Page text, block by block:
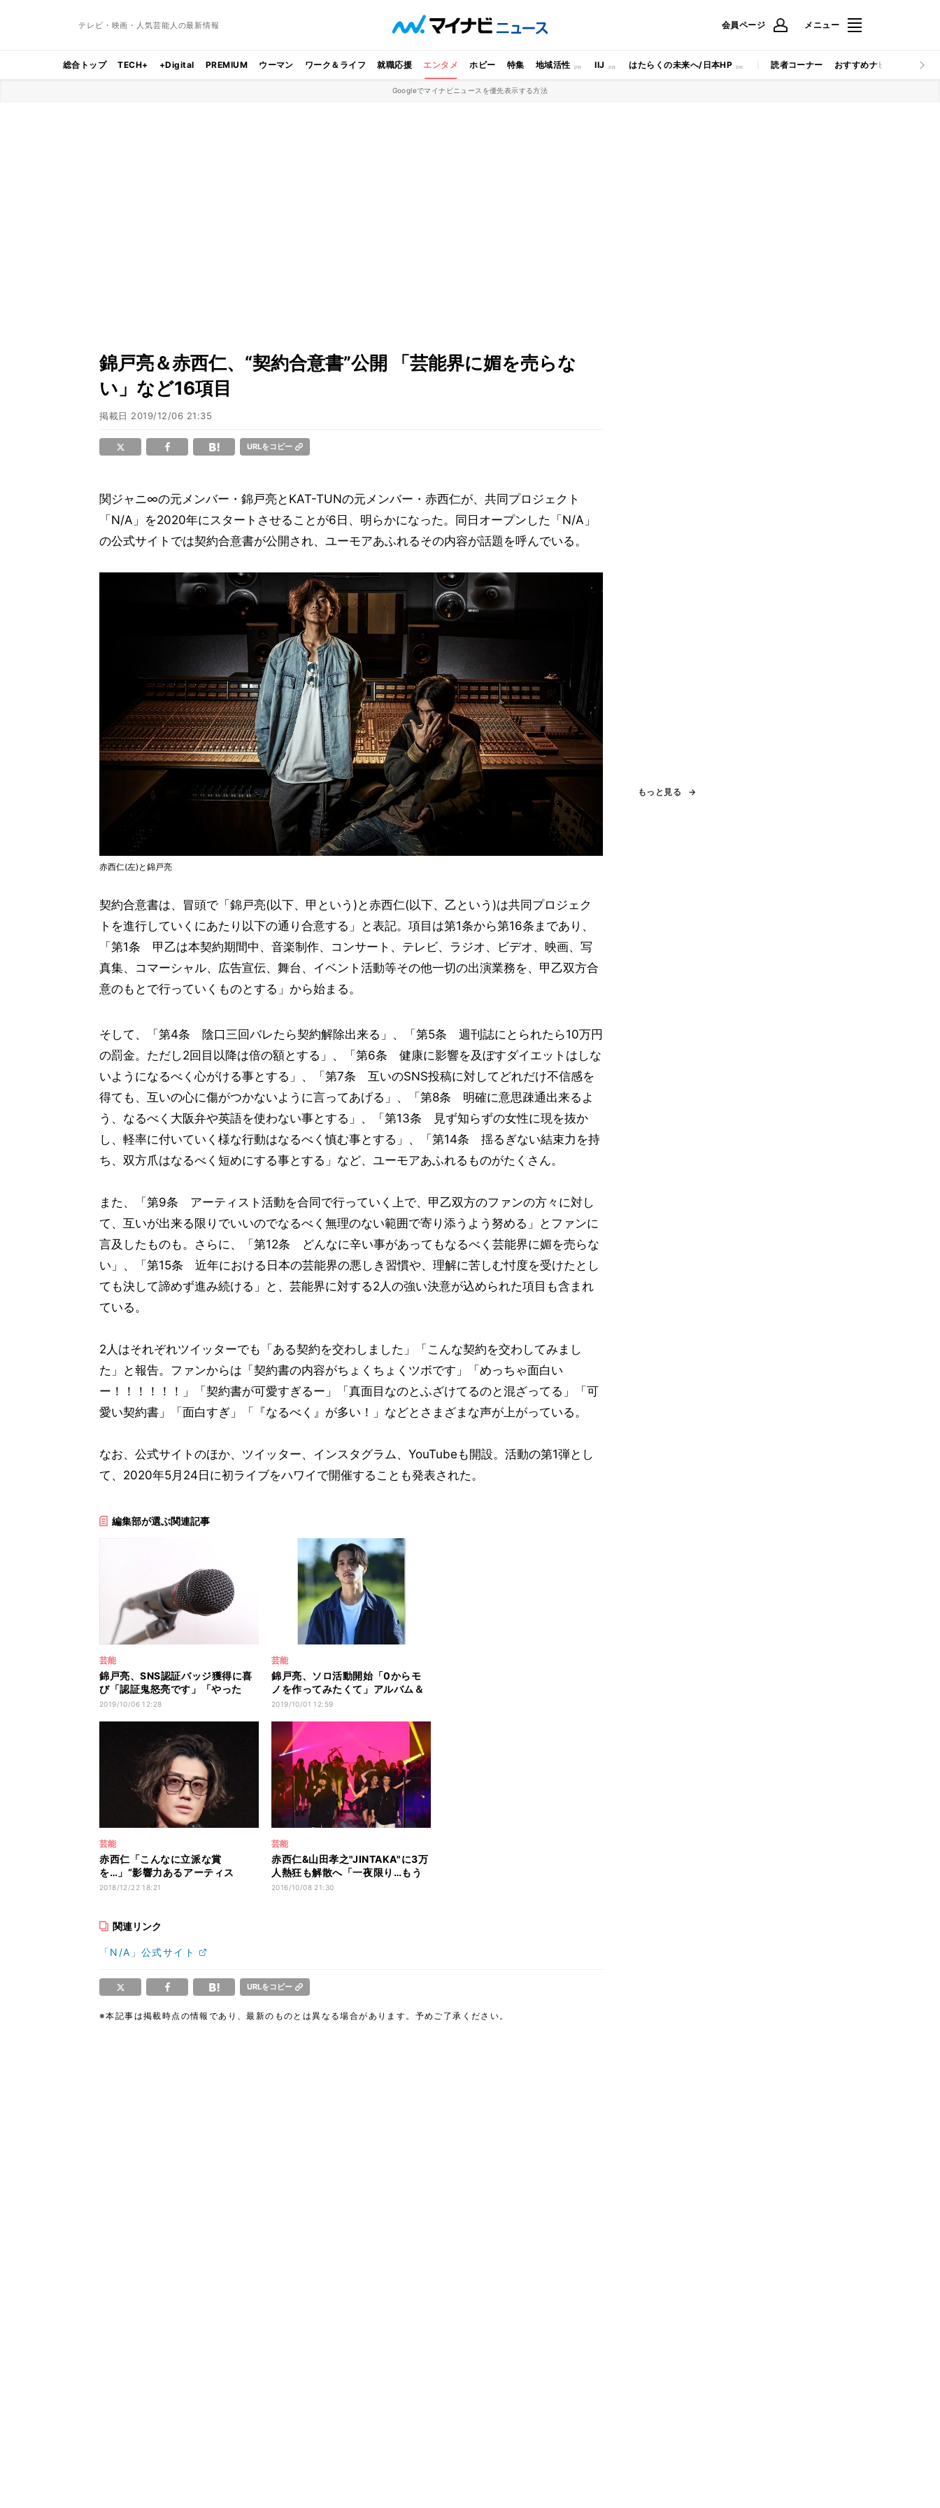
テレビ・映画・人気芸能人の最新情報 会員ページ メニュー
総合トップ TECH+ +Digital PREMIUM ウーマン ワーク＆ライフ 就職応援 エンタメ ホビー 特集 地域活性 IIJ はたらくの未来へ/日本HP 読者コーナー おすすめナビ マイナビ
Googleでマイナビニュースを優先表示する方法
錦戸亮＆赤西仁、“契約合意書”公開 「芸能界に媚を売らな
い」など16項目
掲載日 2019/12/06 21:35
URLをコピー
関ジャニ∞の元メンバー・錦戸亮とKAT-TUNの元メンバー・赤西仁が、共同プロジェクト
「N/A」を2020年にスタートさせることが6日、明らかになった。同日オープンした「N/A」
の公式サイトでは契約合意書が公開され、ユーモアあふれるその内容が話題を呼んでいる。
赤西仁(左)と錦戸亮
契約合意書は、冒頭で「錦戸亮(以下、甲という)と赤西仁(以下、乙という)は共同プロジェク
トを進行していくにあたり以下の通り合意する」と表記。項目は第1条から第16条まであり、
「第1条 甲乙は本契約期間中、音楽制作、コンサート、テレビ、ラジオ、ビデオ、映画、写
真集、コマーシャル、広告宣伝、舞台、イベント活動等その他一切の出演業務を、甲乙双方合
意のもとで行っていくものとする」から始まる。
そして、「第4条 陰口三回バレたら契約解除出来る」、「第5条 週刊誌にとられたら10万円
の罰金。ただし2回目以降は倍の額とする」、「第6条 健康に影響を及ぼすダイエットはしな
いようになるべく心がける事とする」、「第7条 互いのSNS投稿に対してどれだけ不信感を
得ても、互いの心に傷がつかないように言ってあげる」、「第8条 明確に意思疎通出来るよ
う、なるべく大阪弁や英語を使わない事とする」、「第13条 見ず知らずの女性に現を抜か
し、軽率に付いていく様な行動はなるべく慎む事とする」、「第14条 揺るぎない結束力を持
ち、双方爪はなるべく短めにする事とする」など、ユーモアあふれるものがたくさん。
また、「第9条 アーティスト活動を合同で行っていく上で、甲乙双方のファンの方々に対し
て、互いが出来る限りでいいのでなるべく無理のない範囲で寄り添うよう努める」とファンに
言及したものも。さらに、「第12条 どんなに辛い事があってもなるべく芸能界に媚を売らな
い」、「第15条 近年における日本の芸能界の悪しき習慣や、理解に苦しむ忖度を受けたとし
ても決して諦めず進み続ける」と、芸能界に対する2人の強い決意が込められた項目も含まれ
ている。
2人はそれぞれツイッターでも「ある契約を交わしました」「こんな契約を交わしてみまし
た」と報告。ファンからは「契約書の内容がちょくちょくツボです」「めっちゃ面白い
ー！！！！！！」「契約書が可愛すぎるー」「真面目なのとふざけてるのと混ざってる」「可
愛い契約書」「面白すぎ」「『なるべく』が多い！」などとさまざまな声が上がっている。
なお、公式サイトのほか、ツイッター、インスタグラム、YouTubeも開設。活動の第1弾とし
て、2020年5月24日に初ライブをハワイで開催することも発表された。
編集部が選ぶ関連記事
芸能
錦戸亮、SNS認証バッジ獲得に喜
び「認証鬼怒亮です」「やった
ぜ!」
2019/10/06 12:28
芸能
錦戸亮、ソロ活動開始「0からモ
ノを作ってみたくて」アルバム＆
ツアー決定
2019/10/01 12:59
芸能
赤西仁「こんなに立派な賞
を…」“影響力あるアーティス
ト”選出に感激
2018/12/22 18:21
芸能
赤西仁&山田孝之"JINTAKA"に3万
人熱狂も解散へ「一夜限り…もう
しません」
2016/10/08 21:30
関連リンク
「N/A」公式サイト
URLをコピー
※本記事は掲載時点の情報であり、最新のものとは異なる場合があります。予めご了承ください。
もっと見る